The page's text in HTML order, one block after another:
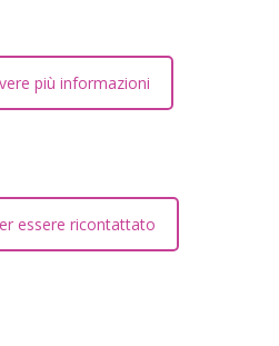
più informazioni
essere ricontattato